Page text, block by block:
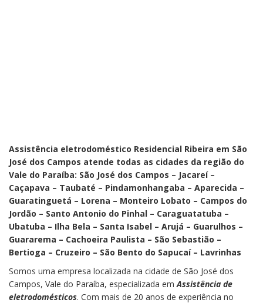
Assistência eletrodoméstico Residencial Ribeira em São
José dos Campos atende todas as cidades da região do
Vale do Paraíba: São José dos Campos – Jacareí –
Caçapava – Taubaté – Pindamonhangaba – Aparecida –
Guaratinguetá – Lorena – Monteiro Lobato – Campos do
Jordão – Santo Antonio do Pinhal – Caraguatatuba –
Ubatuba – Ilha Bela – Santa Isabel – Arujá – Guarulhos –
Guararema – Cachoeira Paulista – São Sebastião –
Bertioga – Cruzeiro – São Bento do Sapucaí – Lavrinhas
Somos uma empresa localizada na cidade de São José dos
Campos, Vale do Paraíba, especializada em Assistência de
eletrodomésticos. Com mais de 20 anos de experiência no